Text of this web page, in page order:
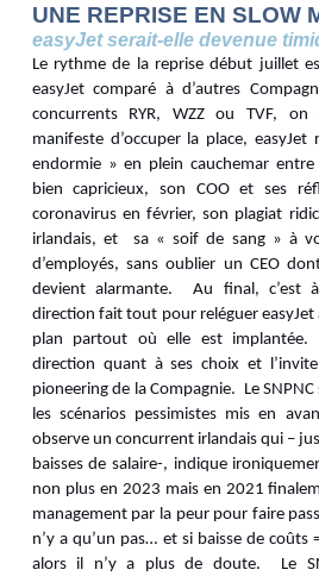
UNE REPRISE EN SLOW
easyJet serait-elle devenue
Le rythme de la reprise début juillet
easyJet comparé à d’autres
concurrents RYR, WZZ ou TVF, on
manifeste d’occuper la place,
endormie » en plein cauchemar entre
bien capricieux, son COO et ses
coronavirus en février, son plagiat
irlandais, et sa « soif de sang » à
d’employés, sans oublier un CEO
devient alarmante. Au final, c’est
direction fait tout pour reléguer
plan partout où elle est implantée.
direction quant à ses choix et
pioneering de la Compagnie. Le
les scénarios pessimistes mis en
observe un concurrent irlandais qui –
baisses de salaire-, indique
non plus en 2023 mais en 2021
management par la peur pour faire
n’y a qu’un pas… et si baisse de
alors il n’y a plus de doute. Le